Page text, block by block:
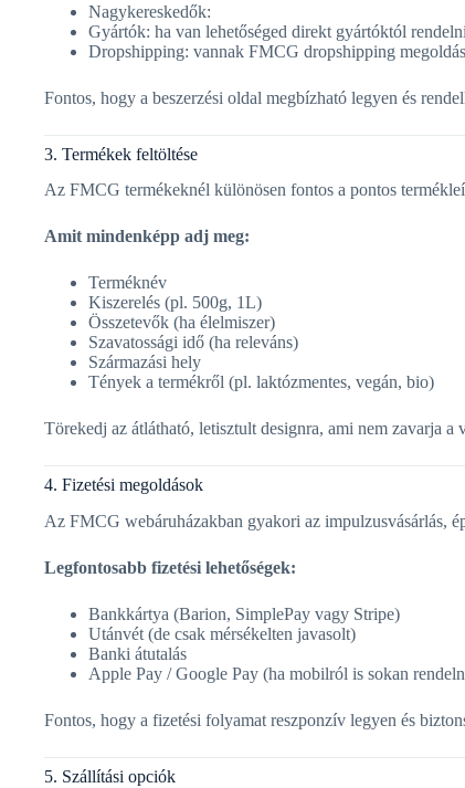
Nagykereskedők:
Gyártók: ha van lehetőséged direkt gyártóktól
Dropshipping: vannak FMCG dropshipping
Fontos, hogy a beszerzési oldal megbízható legyen és
3. Termékek feltöltése
Az FMCG termékeknél különösen fontos a pontos
Amit mindenképp adj meg:
Terméknév
Kiszerelés (pl. 500g, 1L)
Összetevők (ha élelmiszer)
Szavatossági idő (ha releváns)
Származási hely
Tények a termékről (pl. laktózmentes, vegán, bio)
Törekedj az átlátható, letisztult designra, ami nem zavarja a
4. Fizetési megoldások
Az FMCG webáruházakban gyakori az impulzusvásárlás,
Legfontosabb fizetési lehetőségek:
Bankkártya (Barion, SimplePay vagy Stripe)
Utánvét (de csak mérsékelten javasolt)
Banki átutalás
Apple Pay / Google Pay (ha mobilról is sokan
Fontos, hogy a fizetési folyamat reszponzív legyen és
5. Szállítási opciók